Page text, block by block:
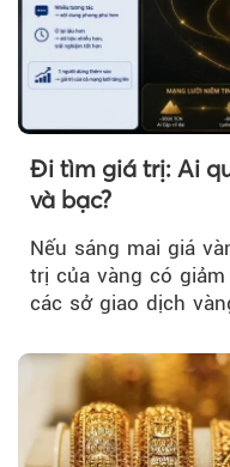
Đi tìm giá trị: Ai
và bạc?
Nếu sáng mai giá
trị của vàng có
các sở giao dịch